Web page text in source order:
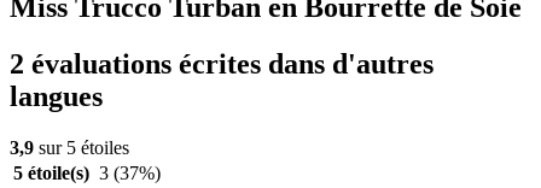
Miss Trucco Turban en Bourrette de Soie
2 évaluations écrites dans d'autres
langues
3,9 sur 5 étoiles
5 étoile(s) 3 (37%)